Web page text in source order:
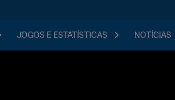
JOGOS E ESTATÍSTICAS NOTÍCIAS